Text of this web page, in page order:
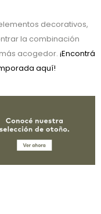
decorativos,
la combinación
acogedor. ¡Encontrá
aquí!